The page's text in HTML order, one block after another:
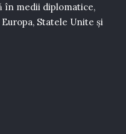
în medii diplomatice,
Statele Unite și